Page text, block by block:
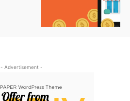
- Advertisement -